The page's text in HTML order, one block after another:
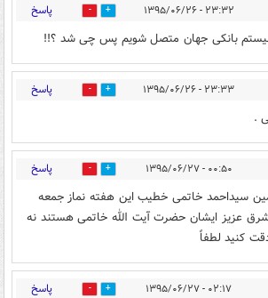
۲۳:۳۲ - ۱۳۹۵/۰۶/۲۶ 0 پاسخ
سیستم بانکی جهان متصل شویم پس چی شد ؟!!
۲۳:۳۳ - ۱۳۹۵/۰۶/۲۶ 0 پاسخ
.
۰۰:۵۰ - ۱۳۹۵/۰۶/۲۷ 0 پاسخ
سیداحمد خاتمی خطیب این هفته نماز جمعه
عزیز ایشان حضرت آیت الله خاتمی هستند نه
کنید لطفاً
۰۲:۱۷ - ۱۳۹۵/۰۶/۲۷ 0 پاسخ